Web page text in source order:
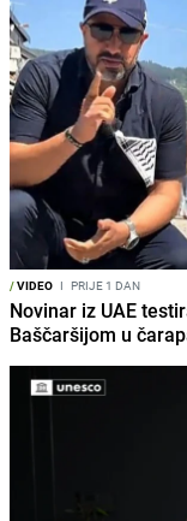
/VIDEO I PRIJE 1 DAN
Novinar iz UAE
Baščaršijom u